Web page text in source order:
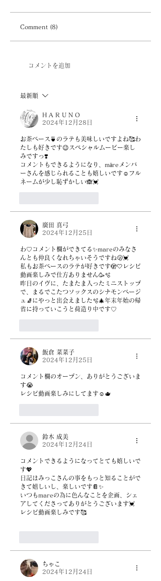
Comment (8)
コメントを追加
最新順
H A R U N O
2024年12月28日
お茶ベース🍵のラテも美味しいですよね🥰わ
たしも好きです😉スペシャルムービー楽し
みですっ❣️
コメントもできるようになり、märeメンバ
ーさんを感じられることも嬉しいです☺️フル
ネームが少し恥ずかしい🙈💓
廣田 真弓
2024年12月25日
わ♡コメント欄ができてる✨mareのみなさ
んとも仲良くなれちゃいそうですね🫢💓
私もお茶ベースのラテが好きです🫣🤍レシピ
動画楽しみで仕方ありません🥳🫧
昨日のイヴに、たまたま入ったミニストップ
で、まるでこたつソックスのシナモンベージ
ュ🧦にやっと出会えました🫧🎄年末年始の帰
省に持っていこうと荷造り中です♡
飯倉 菜菜子
2024年12月25日
コメント欄のオープン、ありがとうございま
す😭
レシピ動画楽しみにしてます☺️🫖
鈴木 成美
2024年12月24日
コメントできるようになってとても嬉しいで
す💖
日記はみっこさんの事をもっと知ることがで
きて嬉しいし、楽しいです📔✨
いつもmareの為に色んなことを企画、シェ
アしてくださってありがとうございます💓
レシピ動画楽しみです🥰
ちゃこ
2024年12月24日